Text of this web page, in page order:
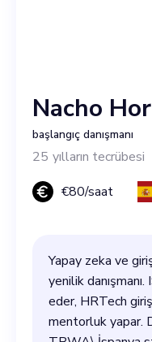
Nacho
başlangıç danışmanı
25 yılların tecrübesi
€80/saat
Yapay zeka ve
yenilik
eder, HRTech
mentorluk yapar.